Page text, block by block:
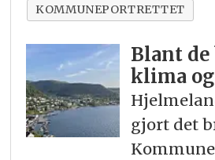
KOMMUNEPORTRETTET
Blant de
klima
gjort det